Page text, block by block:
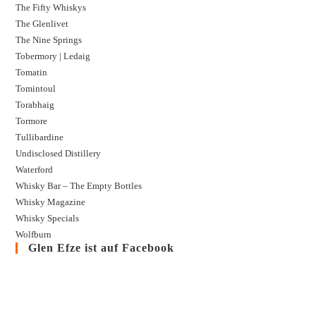
The Fifty Whiskys
The Glenlivet
The Nine Springs
Tobermory | Ledaig
Tomatin
Tomintoul
Torabhaig
Tormore
Tullibardine
Undisclosed Distillery
Waterford
Whisky Bar – The Empty Bottles
Whisky Magazine
Whisky Specials
Wolfburn
Glen Efze ist auf Facebook